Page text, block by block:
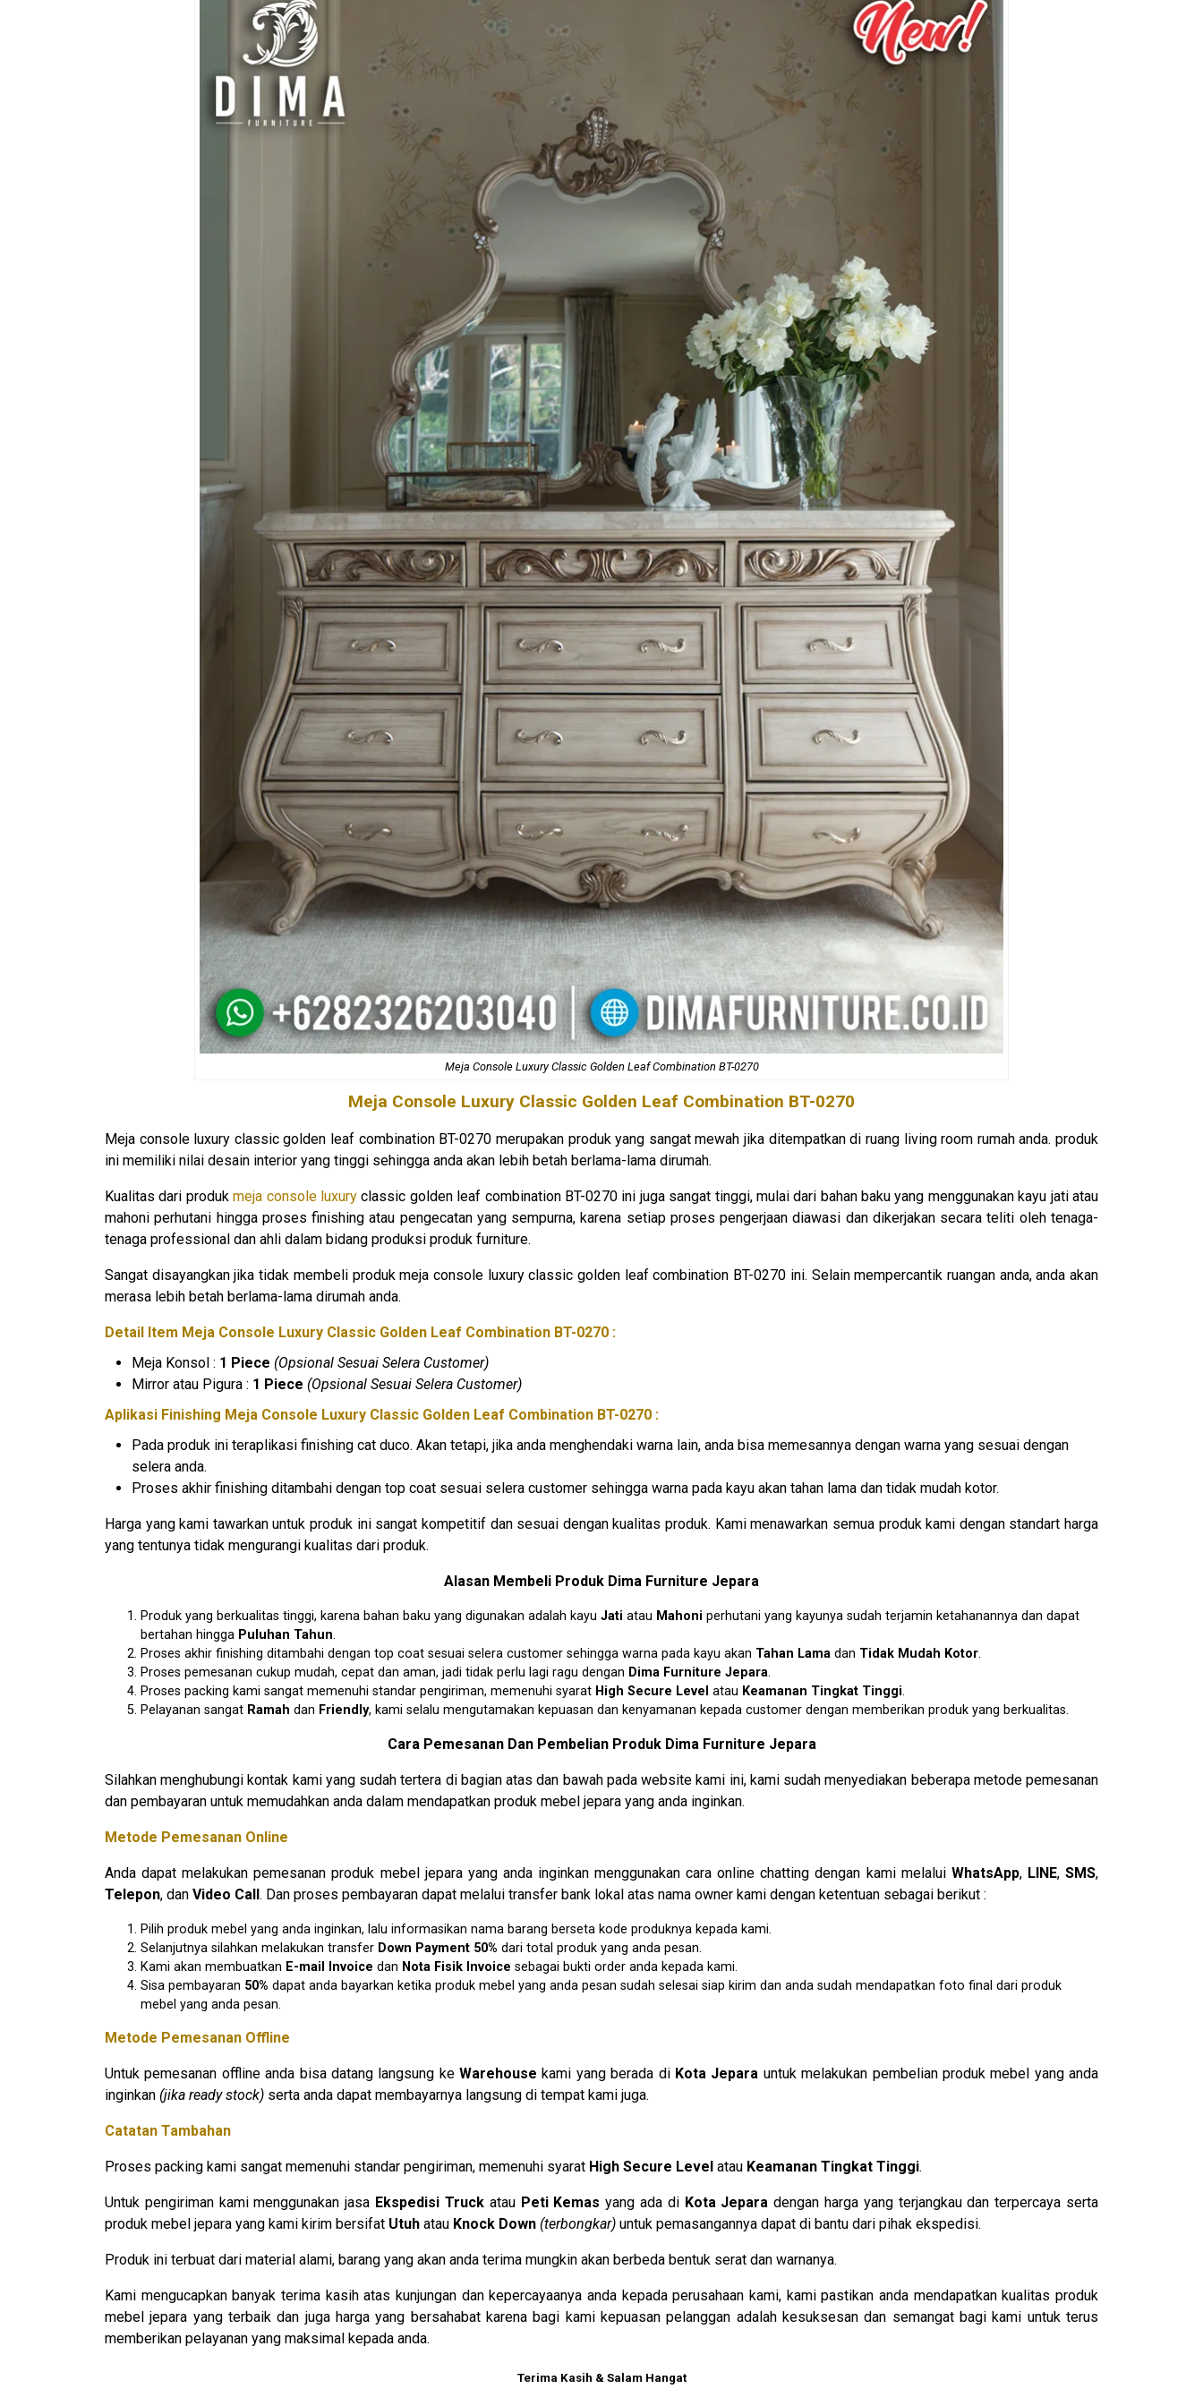
Meja Console Luxury Classic Golden Leaf Combination BT-0270
Meja Console Luxury Classic Golden Leaf Combination BT-0270
Meja console luxury classic golden leaf combination BT-0270 merupakan produk yang sangat mewah jika ditempatkan di ruang living room rumah anda. produk
ini memiliki nilai desain interior yang tinggi sehingga anda akan lebih betah berlama-lama dirumah.
Kualitas dari produkmeja console luxuryclassic golden leaf combination BT-0270 ini juga sangat tinggi, mulai dari bahan baku yang menggunakan kayu jati atau
mahoni perhutani hingga proses finishing atau pengecatan yang sempurna, karena setiap proses pengerjaan diawasi dan dikerjakan secara teliti oleh tenaga-
tenaga professional dan ahli dalam bidang produksi produk furniture.
Sangat disayangkan jika tidak membeli produk meja console luxury classic golden leaf combination BT-0270 ini. Selain mempercantik ruangan anda, anda akan
merasa lebih betah berlama-lama dirumah anda.
Detail Item Meja Console Luxury Classic Golden Leaf Combination BT-0270 :
Meja Konsol : 1 Piece (Opsional Sesuai Selera Customer)
Mirror atau Pigura : 1 Piece (Opsional Sesuai Selera Customer)
Aplikasi Finishing Meja Console Luxury Classic Golden Leaf Combination BT-0270 :
Pada produk ini teraplikasi finishing cat duco. Akan tetapi, jika anda menghendaki warna lain, anda bisa memesannya dengan warna yang sesuai dengan
selera anda.
Proses akhir finishing ditambahi dengan top coat sesuai selera customer sehingga warna pada kayu akan tahan lama dan tidak mudah kotor.
Harga yang kami tawarkan untuk produk ini sangat kompetitif dan sesuai dengan kualitas produk. Kami menawarkan semua produk kami dengan standart harga
yang tentunya tidak mengurangi kualitas dari produk.
Alasan Membeli Produk Dima Furniture Jepara
Produk yang berkualitas tinggi, karena bahan baku yang digunakan adalah kayu Jati atau Mahoni perhutani yang kayunya sudah terjamin ketahanannya dan dapat
bertahan hingga Puluhan Tahun.
Proses akhir finishing ditambahi dengan top coat sesuai selera customer sehingga warna pada kayu akan Tahan Lama dan Tidak Mudah Kotor.
Proses pemesanan cukup mudah, cepat dan aman, jadi tidak perlu lagi ragu dengan Dima Furniture Jepara.
Proses packing kami sangat memenuhi standar pengiriman, memenuhi syarat H igh Secure Level atau Keamanan Tingkat Tinggi.
Pelayanan sangat Ramah dan Friendly, kami selalu mengutamakan kepuasan dan kenyamanan kepada customer dengan memberikan produk yang berkualitas.
Cara Pemesanan Dan Pembelian Produk Dima Furniture Jepara
Silahkan menghubungi kontak kami yang sudah tertera di bagian atas dan bawah pada website kami ini, kami sudah menyediakan beberapa metode pemesanan
dan pembayaran untuk memudahkan anda dalam mendapatkan produk mebel jepara yang anda inginkan.
Metode Pemesanan Online
Anda dapat melakukan pemesanan produk mebel jepara yang anda inginkan menggunakan cara online chatting dengan kami melalui WhatsApp, LINE,SMS,
Telepon, dan Video Call . Dan proses pembayaran dapat melalui transfer bank lokal atas nama owner kami dengan ketentuan sebagai berikut :
Pilih produk mebel yang anda inginkan, lalu informasikan nama barang berseta kode produknya kepada kami.
Selanjutnya silahkan melakukan transfer Down Payment 50% dari total produk yang anda pesan.
Kami akan membuatkan E-mail Invoice dan N ota Fisik Invoice sebagai bukti order anda kepada kami.
Sisa pembayaran 50% dapat anda bayarkan ketika produk mebel yang anda pesan sudah selesai siap kirim dan anda sudah mendapatkan foto final dari produk
mebel yang anda pesan.
Metode Pemesanan Offline
Untuk pemesanan offline anda bisa datang langsung keWarehouse kami yang berada di Kota Jepara untuk melakukan pembelian produk mebel yang anda
inginkan (jika ready stock) serta anda dapat membayarnya langsung di tempat kami juga.
Catatan Tambahan
Proses packing kami sangat memenuhi standar pengiriman, memenuhi syarat High Secure Level atau Keamanan Tingkat Tinggi.
Untuk pengiriman kami menggunakan jasa Ekspedisi Truckatau Peti Kemas yang ada di Kota Jepara dengan harga yang terjangkau dan terpercaya serta
produk mebel jepara yang kami kirim bersifat Utuh atau Knock Down (terbongkar) untuk pemasangannya dapat di bantu dari pihak ekspedisi.
Produk ini terbuat dari material alami, barang yang akan anda terima mungkin akan berbeda bentuk serat dan warnanya.
Kami mengucapkan banyak terima kasih atas kunjungan dan kepercayaanya anda kepada perusahaan kami, kami pastikan anda mendapatkan kualitas produk
mebel jepara yang terbaik dan juga harga yang bersahabat karena bagi kami kepuasan pelanggan adalah kesuksesan dan semangat bagi kami untuk terus
memberikan pelayanan yang maksimal kepada anda.
Terima Kasih & Salam Hangat